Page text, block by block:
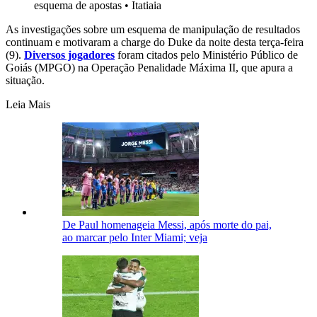
esquema de apostas • Itatiaia
As investigações sobre um esquema de manipulação de resultados
continuam e motivaram a charge do Duke da noite desta terça-feira
(9). Diversos jogadores foram citados pelo Ministério Público de
Goiás (MPGO) na Operação Penalidade Máxima II, que apura a
situação.
Leia Mais
De Paul homenageia Messi, após morte do pai,
ao marcar pelo Inter Miami; veja